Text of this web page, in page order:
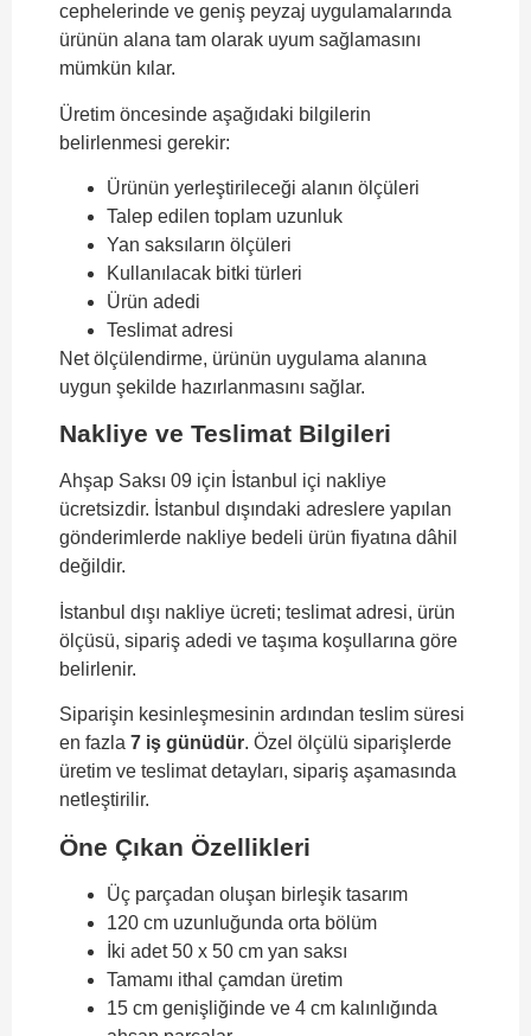
cephelerinde ve geniş peyzaj uygulamalarında
ürünün alana tam olarak uyum sağlamasını
mümkün kılar.
Üretim öncesinde aşağıdaki bilgilerin
belirlenmesi gerekir:
Ürünün yerleştirileceği alanın ölçüleri
Talep edilen toplam uzunluk
Yan saksıların ölçüleri
Kullanılacak bitki türleri
Ürün adedi
Teslimat adresi
Net ölçülendirme, ürünün uygulama alanına
uygun şekilde hazırlanmasını sağlar.
Nakliye ve Teslimat Bilgileri
Ahşap Saksı 09 için İstanbul içi nakliye
ücretsizdir. İstanbul dışındaki adreslere yapılan
gönderimlerde nakliye bedeli ürün fiyatına dâhil
değildir.
İstanbul dışı nakliye ücreti; teslimat adresi, ürün
ölçüsü, sipariş adedi ve taşıma koşullarına göre
belirlenir.
Siparişin kesinleşmesinin ardından teslim süresi
en fazla 7 iş günüdür. Özel ölçülü siparişlerde
üretim ve teslimat detayları, sipariş aşamasında
netleştirilir.
Öne Çıkan Özellikleri
Üç parçadan oluşan birleşik tasarım
120 cm uzunluğunda orta bölüm
İki adet 50 x 50 cm yan saksı
Tamamı ithal çamdan üretim
15 cm genişliğinde ve 4 cm kalınlığında